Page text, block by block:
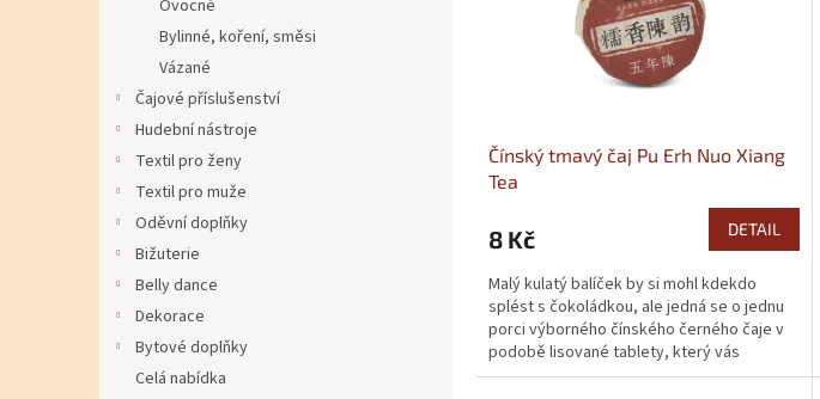
Ovocné
Bylinné, koření, směsi
Vázané
Čajové příslušenství
Hudební nástroje
Textil pro ženy
Textil pro muže
Oděvní doplňky
Bižuterie
Belly dance
Dekorace
Bytové doplňky
Celá nabídka
Čínský tmavý čaj Pu Erh Nuo Xiang
Tea
8 Kč DETAIL
Malý kulatý balíček by si mohl kdekdo
splést s čokoládkou, ale jedná se o jednu
porci výborného čínského černého čaje v
podobě lisované tablety, který vás
příjemně překvapí svou...